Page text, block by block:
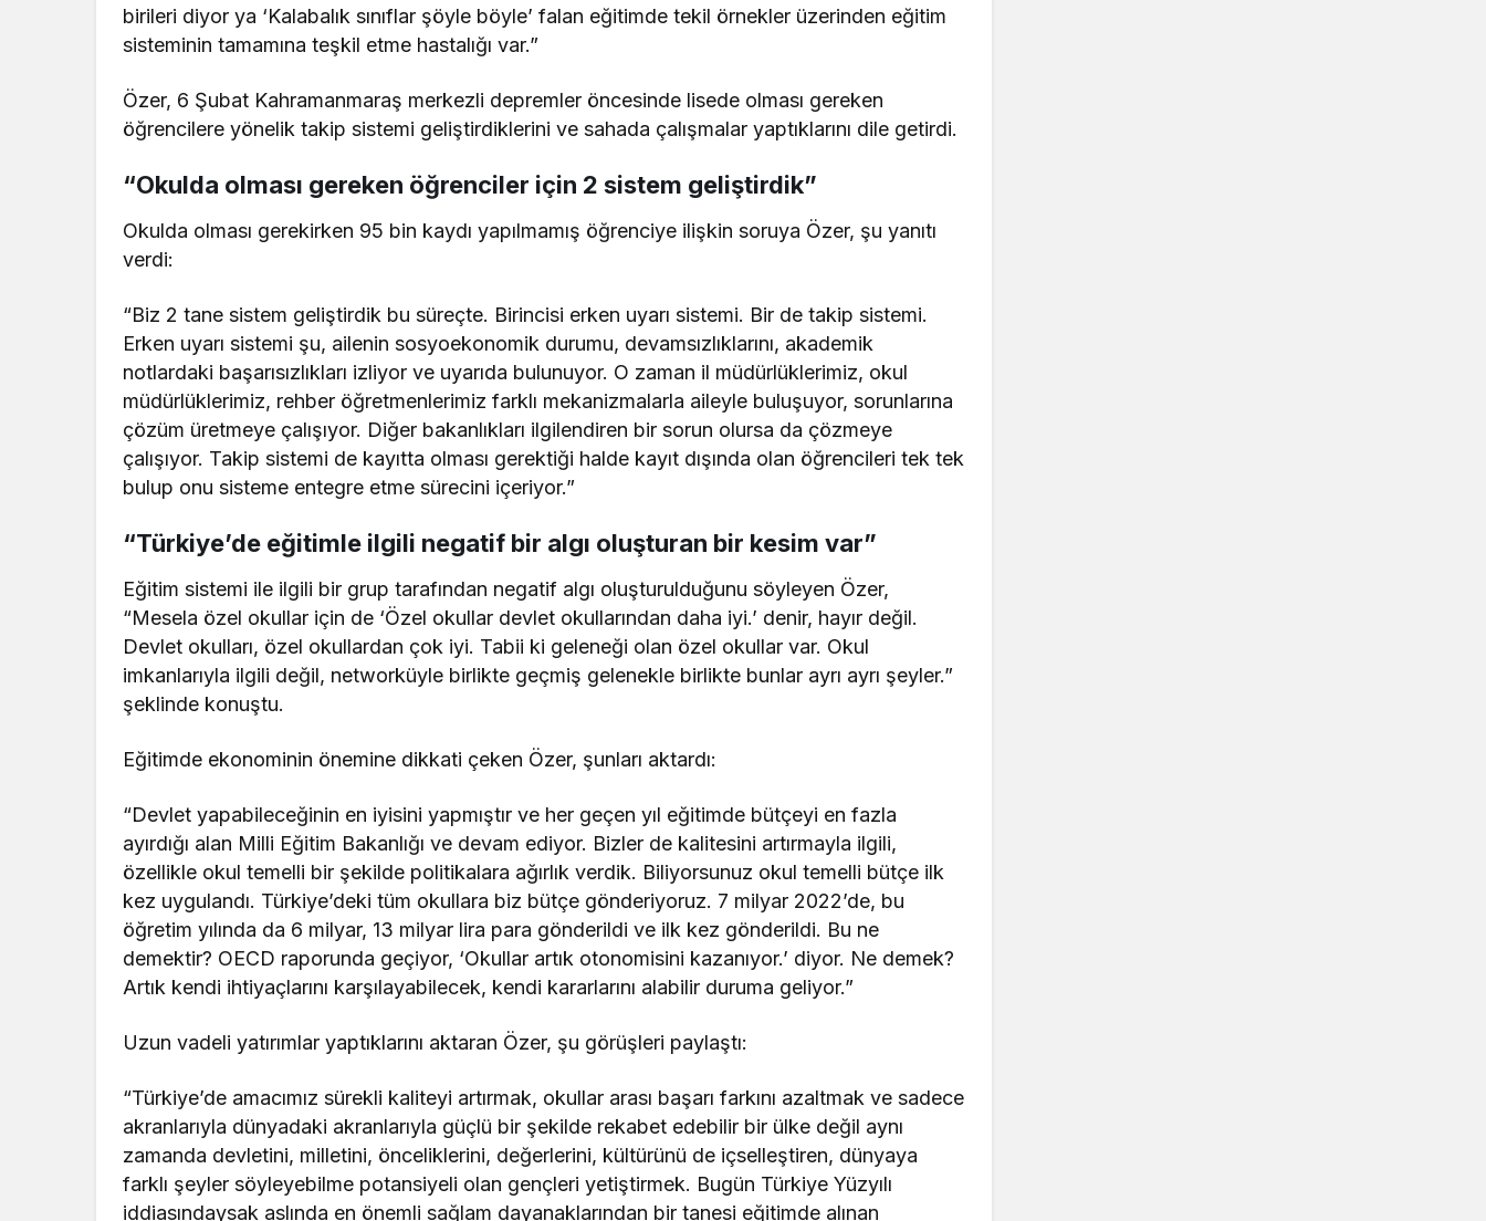
birileri diyor ya ‘Kalabalık sınıflar şöyle böyle’ falan eğitimde tekil örnekler üzerinden eğitim
sisteminin tamamına teşkil etme hastalığı var.”
Özer, 6 Şubat Kahramanmaraş merkezli depremler öncesinde lisede olması gereken
öğrencilere yönelik takip sistemi geliştirdiklerini ve sahada çalışmalar yaptıklarını dile getirdi.
“Okulda olması gereken öğrenciler için 2 sistem geliştirdik”
Okulda olması gerekirken 95 bin kaydı yapılmamış öğrenciye ilişkin soruya Özer, şu yanıtı
verdi:
“Biz 2 tane sistem geliştirdik bu süreçte. Birincisi erken uyarı sistemi. Bir de takip sistemi.
Erken uyarı sistemi şu, ailenin sosyoekonomik durumu, devamsızlıklarını, akademik
notlardaki başarısızlıkları izliyor ve uyarıda bulunuyor. O zaman il müdürlüklerimiz, okul
müdürlüklerimiz, rehber öğretmenlerimiz farklı mekanizmalarla aileyle buluşuyor, sorunlarına
çözüm üretmeye çalışıyor. Diğer bakanlıkları ilgilendiren bir sorun olursa da çözmeye
çalışıyor. Takip sistemi de kayıtta olması gerektiği halde kayıt dışında olan öğrencileri tek tek
bulup onu sisteme entegre etme sürecini içeriyor.”
“Türkiye’de eğitimle ilgili negatif bir algı oluşturan bir kesim var”
Eğitim sistemi ile ilgili bir grup tarafından negatif algı oluşturulduğunu söyleyen Özer,
“Mesela özel okullar için de ‘Özel okullar devlet okullarından daha iyi.’ denir, hayır değil.
Devlet okulları, özel okullardan çok iyi. Tabii ki geleneği olan özel okullar var. Okul
imkanlarıyla ilgili değil, networküyle birlikte geçmiş gelenekle birlikte bunlar ayrı ayrı şeyler.”
şeklinde konuştu.
Eğitimde ekonominin önemine dikkati çeken Özer, şunları aktardı:
“Devlet yapabileceğinin en iyisini yapmıştır ve her geçen yıl eğitimde bütçeyi en fazla
ayırdığı alan Milli Eğitim Bakanlığı ve devam ediyor. Bizler de kalitesini artırmayla ilgili,
özellikle okul temelli bir şekilde politikalara ağırlık verdik. Biliyorsunuz okul temelli bütçe ilk
kez uygulandı. Türkiye’deki tüm okullara biz bütçe gönderiyoruz. 7 milyar 2022’de, bu
öğretim yılında da 6 milyar, 13 milyar lira para gönderildi ve ilk kez gönderildi. Bu ne
demektir? OECD raporunda geçiyor, ‘Okullar artık otonomisini kazanıyor.’ diyor. Ne demek?
Artık kendi ihtiyaçlarını karşılayabilecek, kendi kararlarını alabilir duruma geliyor.”
Uzun vadeli yatırımlar yaptıklarını aktaran Özer, şu görüşleri paylaştı:
“Türkiye’de amacımız sürekli kaliteyi artırmak, okullar arası başarı farkını azaltmak ve sadece
akranlarıyla dünyadaki akranlarıyla güçlü bir şekilde rekabet edebilir bir ülke değil aynı
zamanda devletini, milletini, önceliklerini, değerlerini, kültürünü de içselleştiren, dünyaya
farklı şeyler söyleyebilme potansiyeli olan gençleri yetiştirmek. Bugün Türkiye Yüzyılı
iddiasındaysak aslında en önemli sağlam dayanaklarından bir tanesi eğitimde alınan